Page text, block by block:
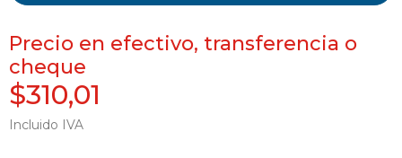
Precio en efectivo, transferencia o
cheque
$310,01
Incluido IVA